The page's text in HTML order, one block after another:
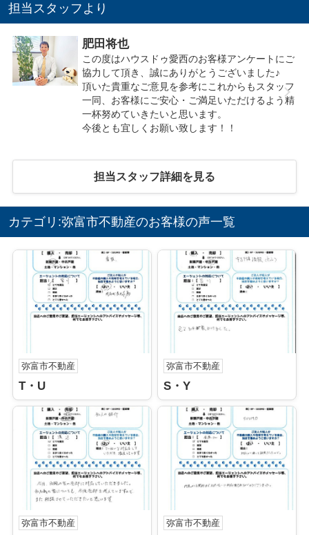
担当スタッフより
肥田将也
この度はハウスドゥ愛西のお客様アンケートにご
協力して頂き、誠にありがとうございました♪
頂いた貴重なご意見を参考にこれからもスタッフ
一同、お客様にご安心・ご満足いただけるよう精
一杯努めていきたいと思います。
今後とも宜しくお願い致します！！
担当スタッフ詳細を見る
カテゴリ:弥富市不動産のお客様の声一覧
弥富市不動産
T・U
弥富市不動産
S・Y
弥富市不動産 弥富市不動産